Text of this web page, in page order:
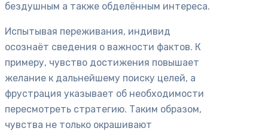
бездушным а также обделённым интереса.
Испытывая переживания, индивид
осознаёт сведения о важности фактов. К
примеру, чувство достижения повышает
желание к дальнейшему поиску целей, а
фрустрация указывает об необходимости
пересмотреть стратегию. Таким образом,
чувства не только окрашивают